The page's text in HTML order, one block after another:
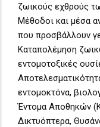
ζωικούς εχθρούς
Μέθοδοι και μέσα
που προσβάλλουν
Καταπολέμηση
εντομοτοξικές
εντομοκτόνα,
Έντομα Αποθηκών
Δικτυόπτερα,